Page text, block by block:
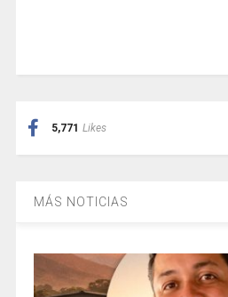
5,771 Likes
MÁS NOTICIAS